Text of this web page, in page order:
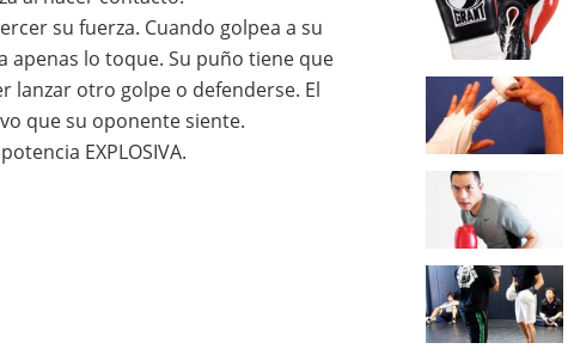
su fuerza. Cuando golpea a su
lo toque. Su puño tiene que
lanzar otro golpe o defenderse. El
que su oponente siente.
EXPLOSIVA.